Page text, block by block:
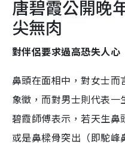
唐碧霞公開晚
尖無肉
對伴侶要求過高恐失人心
鼻頭在面相中，對女士而
象徵，而對男士則代表
碧霞師傅表示，若天生鼻
或是鼻樑骨突出（即駝